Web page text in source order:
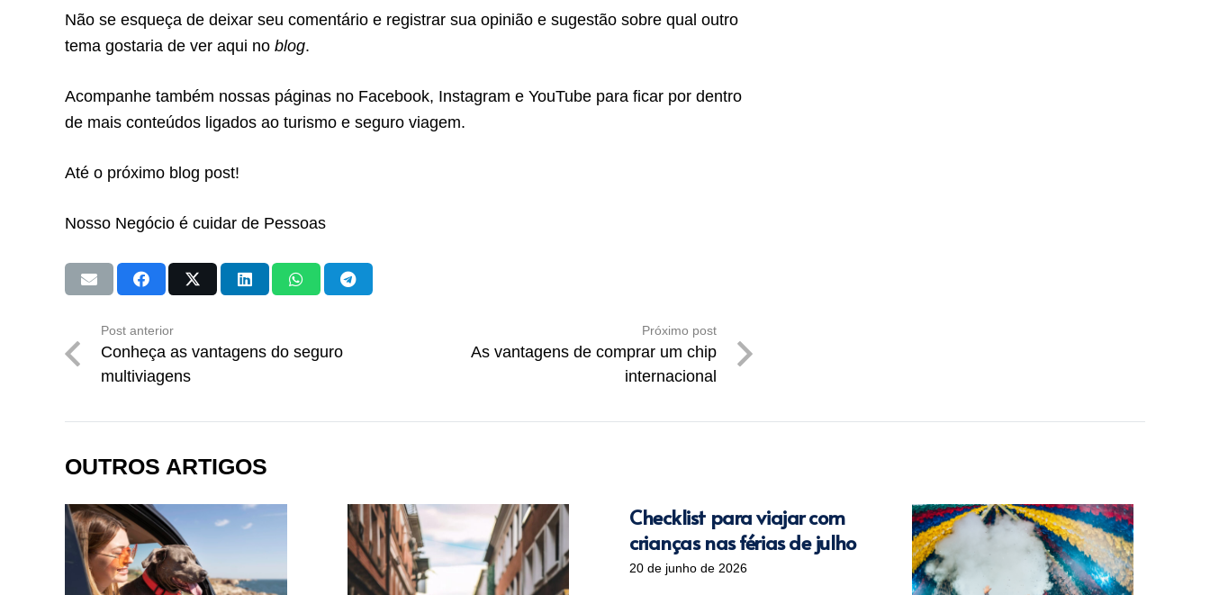
Não se esqueça de deixar seu comentário e registrar sua opinião e sugestão sobre qual outro
tema gostaria de ver aqui no blog.
Acompanhe também nossas páginas no Facebook, Instagram e YouTube para ficar por dentro
de mais conteúdos ligados ao turismo e seguro viagem.
Até o próximo blog post!
Nosso Negócio é cuidar de Pessoas
Post anterior
Conheça as vantagens do seguro
multiviagens
Próximo post
As vantagens de comprar um chip
internacional
OUTROS ARTIGOS
Checklist para viajar com
crianças nas férias de julho
20 de junho de 2026